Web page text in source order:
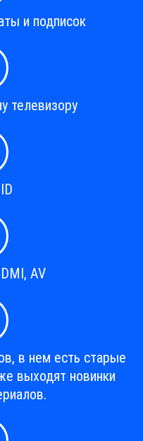
и подписок
телевизору
AV
в нем есть старые
выходят новинки